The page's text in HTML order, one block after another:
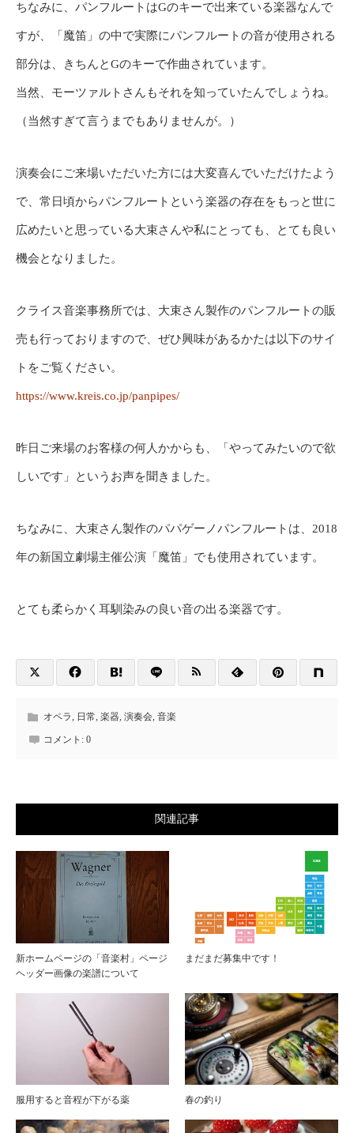
ちなみに、パンフルートはGのキーで出来ている楽器なんで
すが、「魔笛」の中で実際にパンフルートの音が使用される
部分は、きちんとGのキーで作曲されています。
当然、モーツァルトさんもそれを知っていたんでしょうね。
（当然すぎて言うまでもありませんが。）
演奏会にご来場いただいた方には大変喜んでいただけたよう
で、常日頃からパンフルートという楽器の存在をもっと世に
広めたいと思っている大束さんや私にとっても、とても良い
機会となりました。
クライス音楽事務所では、大束さん製作のパンフルートの販
売も行っておりますので、ぜひ興味があるかたは以下のサイ
トをご覧ください。
https://www.kreis.co.jp/panpipes/
昨日ご来場のお客様の何人かからも、「やってみたいので欲
しいです」というお声を聞きました。
ちなみに、大束さん製作のパパゲーノパンフルートは、2018
年の新国立劇場主催公演「魔笛」でも使用されています。
とても柔らかく耳馴染みの良い音の出る楽器です。
オペラ, 日常, 楽器, 演奏会, 音楽
コメント: 0
関連記事
新ホームページの「音楽村」ページ
ヘッダー画像の楽譜について
まだまだ募集中です！
服用すると音程が下がる薬 春の釣り